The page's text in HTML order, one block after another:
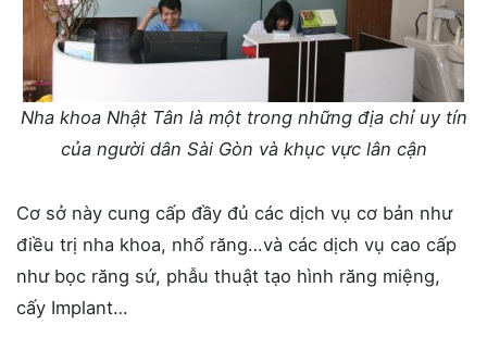
Nha khoa Nhật Tân là một trong những địa chỉ uy tín
của người dân Sài Gòn và khục vực lân cận
Cơ sở này cung cấp đầy đủ các dịch vụ cơ bản như
điều trị nha khoa, nhổ răng…và các dịch vụ cao cấp
như bọc răng sứ, phẫu thuật tạo hình răng miệng,
cấy Implant…